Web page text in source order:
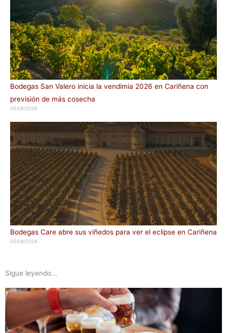
Bodegas San Valero inicia la vendimia 2026 en Cariñena con
previsión de más cosecha
05/08/2026
Bodegas Care abre sus viñedos para ver el eclipse en Cariñena
05/08/2026
Sigue leyendo...